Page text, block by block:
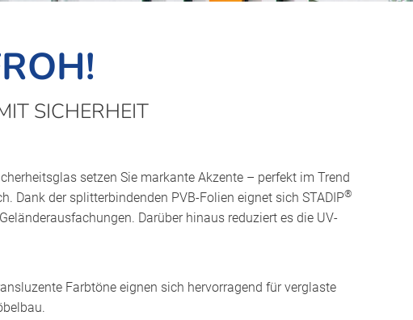
SICHERHEIT
setzen Sie markante Akzente – perfekt im Trend
der splitterbindenden PVB-Folien eignet sich STADIP®
Darüber hinaus reduziert es die UV-
Farbtöne eignen sich hervorragend für verglaste